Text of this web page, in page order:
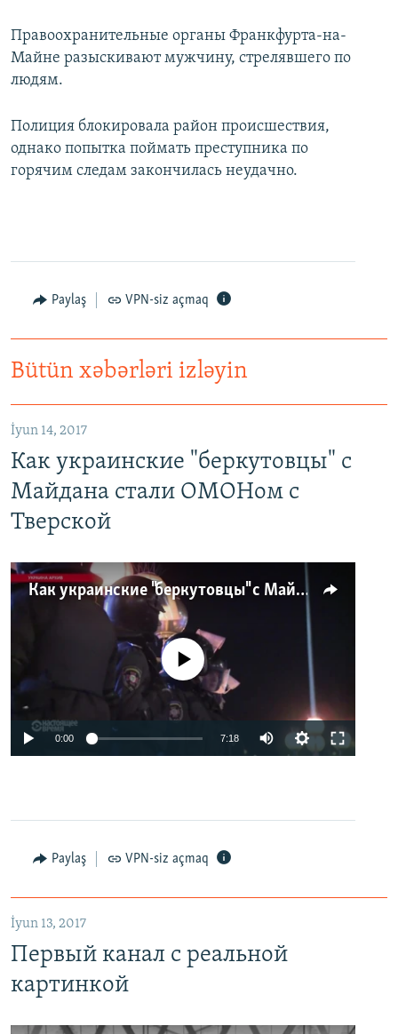
Правоохранительные органы Франкфурта-на-
Майне разыскивают мужчину, стрелявшего по
людям.
Полиция блокировала район происшествия,
однако попытка поймать преступника по
горячим следам закончилась неудачно.
Paylaş VPN-siz açmaq
Bütün xəbərləri izləyin
İyun 14, 2017
Как украинские "беркутовцы" с
Майдана стали ОМОНом с
Тверской
Как украинские "беркутовцы" с Майдана стали ОМОНом с Тверской
No media source currently available
0:00 7:18
Paylaş VPN-siz açmaq
İyun 13, 2017
Первый канал с реальной
картинкой